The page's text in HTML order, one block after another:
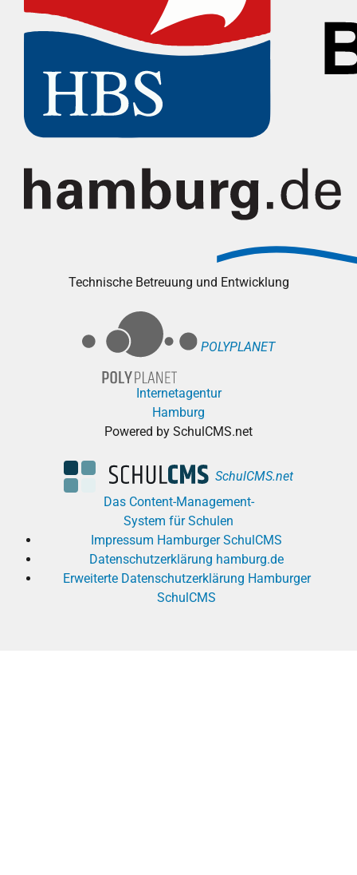
Technische Betreuung und Entwicklung
POLYPLANET
Internetagentur
Hamburg
Powered by SchulCMS.net
SchulCMS.net
Das Content-Management-
System für Schulen
Impressum Hamburger SchulCMS
Datenschutzerklärung hamburg.de
Erweiterte Datenschutzerklärung Hamburger
SchulCMS